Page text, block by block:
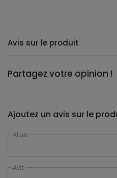
Avis sur le produit
Partagez votre opinion !
Ajoutez un avis sur le
Alias
Avis